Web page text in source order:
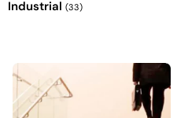
Industrial (33)